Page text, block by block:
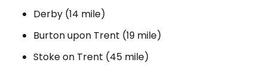
Derby (14 mile)
Burton upon Trent (19 mile)
Stoke on Trent (45 mile)